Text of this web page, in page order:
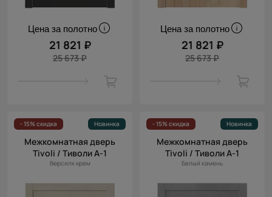
Цена за полотно
21 821 ₽
25 673 ₽
Цена за полотно
21 821 ₽
25 673 ₽
- 15% скидка Новинка
Межкомнатная дверь
Tivoli / Тиволи А-1
Версилк крем
- 15% скидка Новинка
Межкомнатная дверь
Tivoli / Тиволи А-1
Белый камень